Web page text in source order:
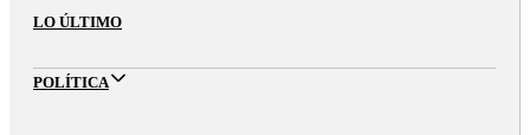
LO ÚLTIMO
POLÍTICA